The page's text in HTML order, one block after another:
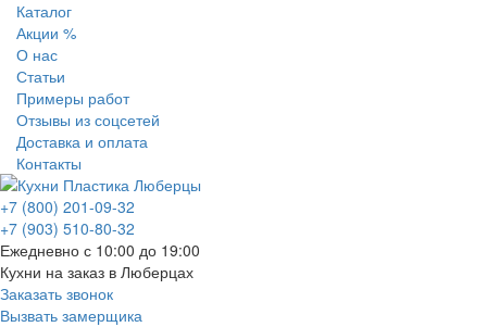
Каталог
Акции %
О нас
Статьи
Примеры работ
Отзывы из соцсетей
Доставка и оплата
Контакты
+7 (800) 201-09-32
+7 (903) 510-80-32
Ежедневно с 10:00 до 19:00
Кухни на заказ в Люберцах
Заказать звонок
Вызвать замерщика